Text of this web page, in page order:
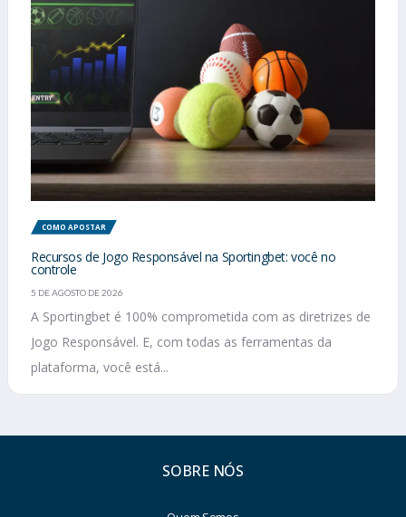
COMO APOSTAR
Recursos de Jogo Responsável na Sportingbet: você no
controle
5 DE AGOSTO DE 2026
A Sportingbet é 100% comprometida com as diretrizes de
Jogo Responsável. E, com todas as ferramentas da
plataforma, você está...
SOBRE NÓS